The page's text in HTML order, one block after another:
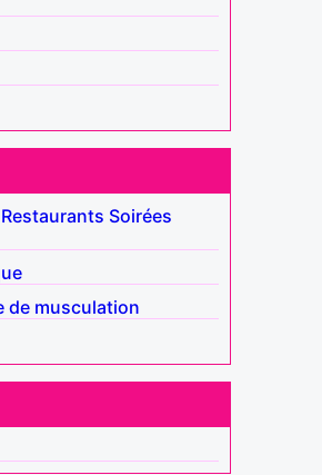
Restaurants Soirées
de musculation